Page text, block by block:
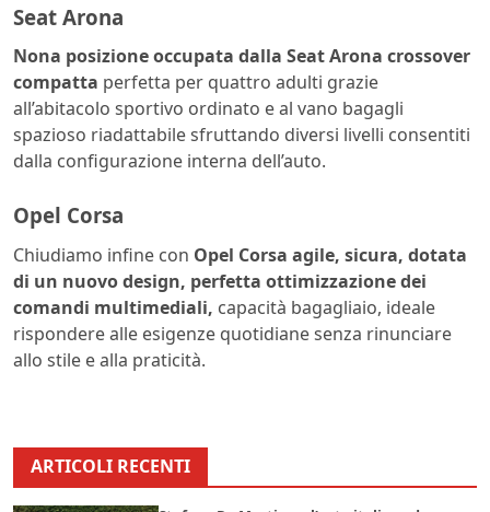
Seat Arona
Nona posizione occupata dalla Seat Arona crossover
compatta perfetta per quattro adulti grazie
all’abitacolo sportivo ordinato e al vano bagagli
spazioso riadattabile sfruttando diversi livelli consentiti
dalla configurazione interna dell’auto.
Opel Corsa
Chiudiamo infine con Opel Corsa agile, sicura, dotata
di un nuovo design, perfetta ottimizzazione dei
comandi multimediali, capacità bagagliaio, ideale
rispondere alle esigenze quotidiane senza rinunciare
allo stile e alla praticità.
ARTICOLI RECENTI